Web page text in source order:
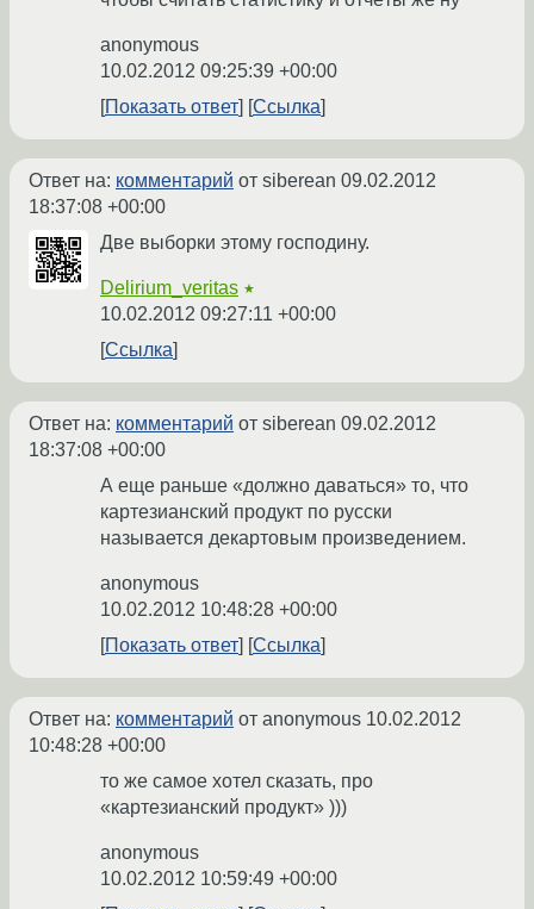
anonymous
10.02.2012 09:25:39 +00:00
Показать ответ
Ссылка
Ответ на: комментарий от siberean 09.02.2012
18:37:08 +00:00
Две выборки этому господину.
Delirium_veritas ★
10.02.2012 09:27:11 +00:00
Ссылка
Ответ на: комментарий от siberean 09.02.2012
18:37:08 +00:00
А еще раньше «должно даваться» то, что
картезианский продукт по русски
называется декартовым произведением.
anonymous
10.02.2012 10:48:28 +00:00
Показать ответ
Ссылка
Ответ на: комментарий от anonymous 10.02.2012
10:48:28 +00:00
то же самое хотел сказать, про
«картезианский продукт» )))
anonymous
10.02.2012 10:59:49 +00:00